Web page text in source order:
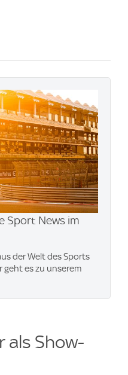
Sport News im
der Welt des Sports
geht es zu unserem
als Show-